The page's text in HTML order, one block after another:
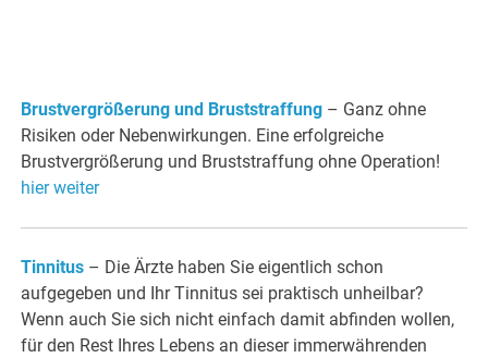
Brustvergrößerung und Bruststraffung – Ganz ohne
Risiken oder Nebenwirkungen. Eine erfolgreiche
Brustvergrößerung und Bruststraffung ohne Operation!
hier weiter
Tinnitus – Die Ärzte haben Sie eigentlich schon
aufgegeben und Ihr Tinnitus sei praktisch unheilbar?
Wenn auch Sie sich nicht einfach damit abfinden wollen,
für den Rest Ihres Lebens an dieser immerwährenden